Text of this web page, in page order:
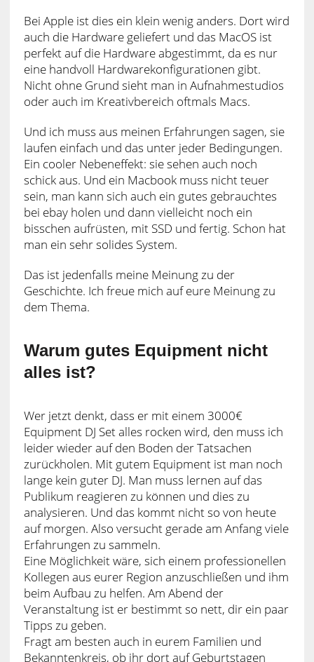
Bei Apple ist dies ein klein wenig anders. Dort wird
auch die Hardware geliefert und das MacOS ist
perfekt auf die Hardware abgestimmt, da es nur
eine handvoll Hardwarekonfigurationen gibt.
Nicht ohne Grund sieht man in Aufnahmestudios
oder auch im Kreativbereich oftmals Macs.
Und ich muss aus meinen Erfahrungen sagen, sie
laufen einfach und das unter jeder Bedingungen.
Ein cooler Nebeneffekt: sie sehen auch noch
schick aus. Und ein Macbook muss nicht teuer
sein, man kann sich auch ein gutes gebrauchtes
bei ebay holen und dann vielleicht noch ein
bisschen aufrüsten, mit SSD und fertig. Schon hat
man ein sehr solides System.
Das ist jedenfalls meine Meinung zu der
Geschichte. Ich freue mich auf eure Meinung zu
dem Thema.
Warum gutes Equipment nicht
alles ist?
Wer jetzt denkt, dass er mit einem 3000€
Equipment DJ Set alles rocken wird, den muss ich
leider wieder auf den Boden der Tatsachen
zurückholen. Mit gutem Equipment ist man noch
lange kein guter DJ. Man muss lernen auf das
Publikum reagieren zu können und dies zu
analysieren. Und das kommt nicht so von heute
auf morgen. Also versucht gerade am Anfang viele
Erfahrungen zu sammeln.
Eine Möglichkeit wäre, sich einem professionellen
Kollegen aus eurer Region anzuschließen und ihm
beim Aufbau zu helfen. Am Abend der
Veranstaltung ist er bestimmt so nett, dir ein paar
Tipps zu geben.
Fragt am besten auch in eurem Familien und
Bekanntenkreis, ob ihr dort auf Geburtstagen